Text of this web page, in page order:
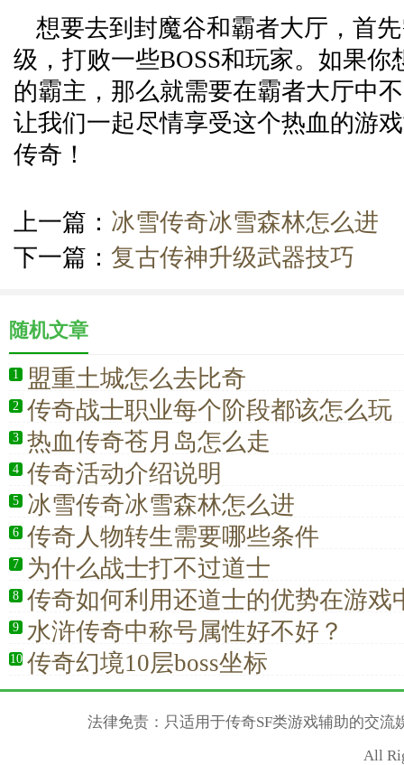
想要去到封魔谷和霸者大厅，首
级，打败一些BOSS和玩家。如果你
的霸主，那么就需要在霸者大厅中
让我们一起尽情享受这个热血的游
传奇！
上一篇： 冰雪传奇冰雪森林怎么进
下一篇： 复古传神升级武器技巧
随机文章
1 盟重土城怎么去比奇
2 传奇战士职业每个阶段都该怎么玩
3 热血传奇苍月岛怎么走
4 传奇活动介绍说明
5 冰雪传奇冰雪森林怎么进
6 传奇人物转生需要哪些条件
7 为什么战士打不过道士
8 传奇如何利用还道士的优势在游戏
9 水浒传奇中称号属性好不好？
10 传奇幻境10层boss坐标
法律免责：只适用于传奇SF类游戏辅助的交
All